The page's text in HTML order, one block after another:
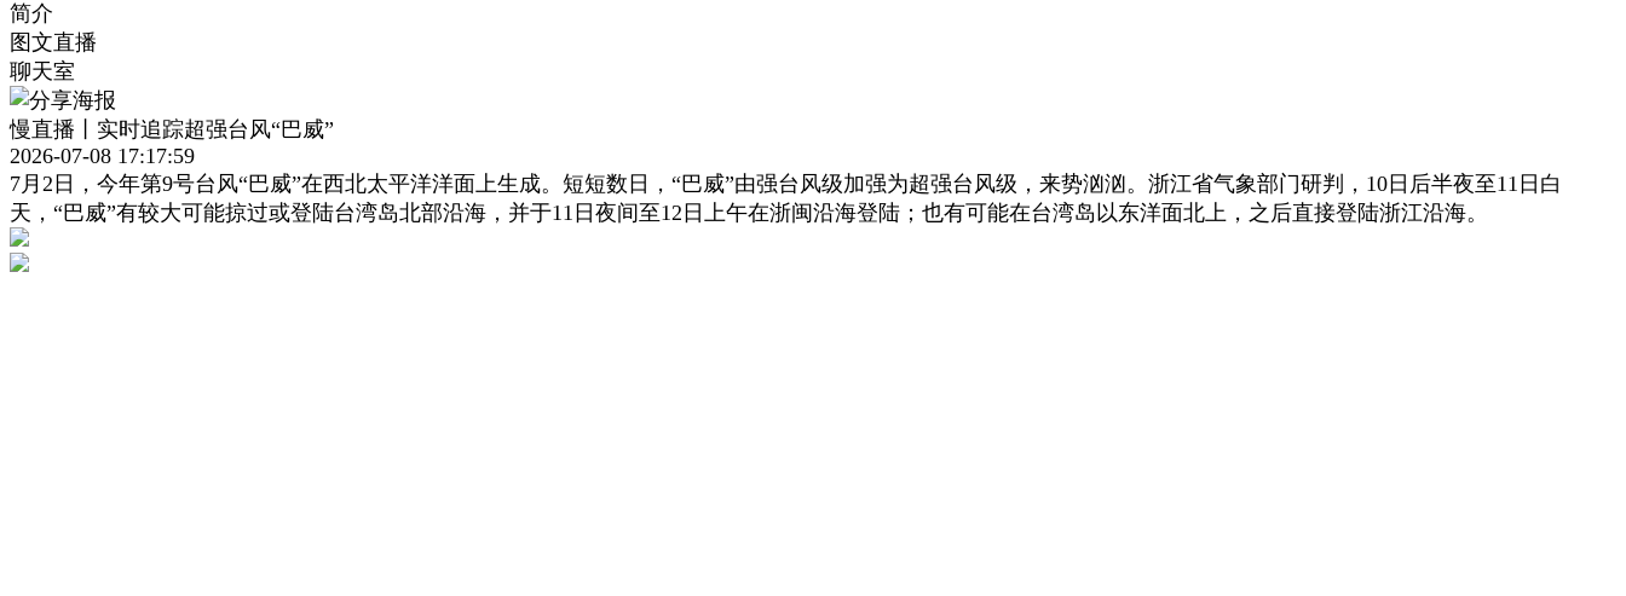
简介
图文直播
聊天室
慢直播丨实时追踪超强台风“巴威”
2026-07-08 17:17:59
7月2日，今年第9号台风“巴威”在西北太平洋洋面上生成。短短数日，“巴威”由强台风级加强为超强台风级，来势汹汹。浙江省气象部门研判，10日后半夜至11日白
天，“巴威”有较大可能掠过或登陆台湾岛北部沿海，并于11日夜间至12日上午在浙闽沿海登陆；也有可能在台湾岛以东洋面北上，之后直接登陆浙江沿海。